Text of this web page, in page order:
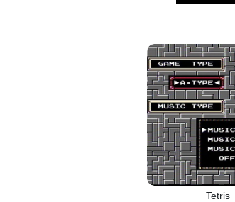
Tetris